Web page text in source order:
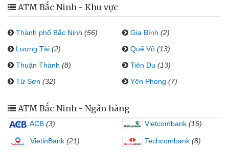
ATM Bắc Ninh - Khu vực
Thành phố Bắc Ninh (56) Gia Bình (2)
Lương Tài (2) Quế Võ (13)
Thuận Thành (8) Tiên Du (13)
Từ Sơn (32) Yên Phong (7)
ATM Bắc Ninh - Ngân hàng
ACB (3) Vietcombank (16)
VietinBank (21) Techcombank (8)